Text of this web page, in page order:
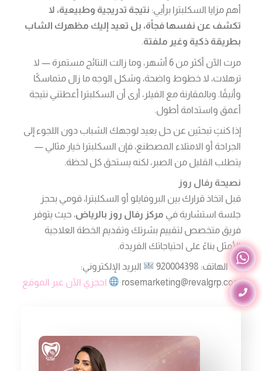
أهم مزايا السكلبترا برأيي: نتيجة تدريجية وطبيعية، لا
تكشف عن نفسها فجأة، بل تعيد إليك مظهرك الشاب
بطريقة ذكية وغير ملفتة.
مرت الآن أكثر من 6 أشهر، وما زالت النتائج مستمرة — لا
ترهلات، لا خطوط واضحة، وشكل الوجه ما زال متماسكًا
وأنيقًا. وبالمقارنة مع الفيلر، أرى أن السكلبترا أعطتني نتيجة
أعمق واستدامة أطول.
إذا كنتِ تبحثين عن حل يعيد لوجهك الشباب دون اللجوء إلى
الجراحة أو الامتلاء المصطنع، فإن السكلبترا خيار مثالي —
يتطلب القليل من الصبر، لكنه يستحق كل لحظة.
نصيحة رفال روز
قبل اتخاذ قرارك بين البروفايلو أو السكلبترا، قومي بحجز
جلسة استشارية في مركز رفال روز بالرياض، حيث يتوفر
فريق متخصص لتقييم بشرتك وتقديم الخطة العلاجية
الأمثل بناءً على احتياجاتك الفريدة.
الهاتف: 920004398
البريد الإلكتروني:
rosemarketing@revalgrp.com
احجزي الآن عبر الموقع